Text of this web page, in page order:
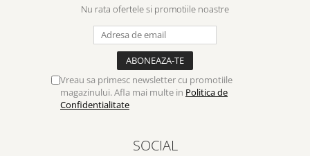
Nu rata ofertele si promotiile noastre
Vreau sa primesc newsletter cu promotiile
magazinului. Afla mai multe in Politica de
Confidentialitate
SOCIAL